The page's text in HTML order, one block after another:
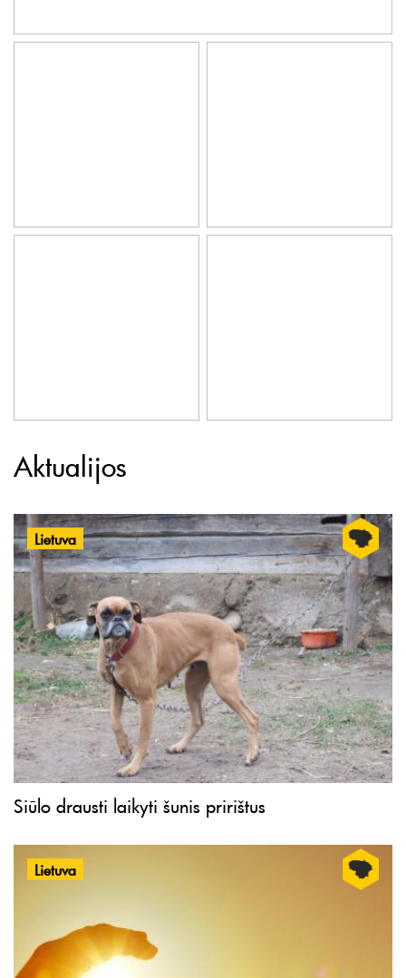
Aktualijos
Lietuva
Siūlo drausti laikyti šunis pririštus
Lietuva